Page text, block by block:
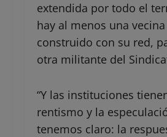
extendida por todo el
hay al menos una
construido con su red,
otra militante del
“Y las instituciones
rentismo y la
tenemos claro: la